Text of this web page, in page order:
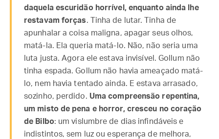
daquela escuridão horrível, enquanto ainda lhe
restavam forças. Tinha de lutar. Tinha de
apunhalar a coisa maligna, apagar seus olhos,
matá-la. Ela queria matá-lo. Não, não seria uma
luta justa. Agora ele estava invisível. Gollum não
tinha espada. Gollum não havia ameaçado matá-
lo, nem havia tentado ainda. E estava arrasado,
sozinho, perdido. Uma compreensão repentina,
um misto de pena e horror, cresceu no coração
de Bilbo: um vislumbre de dias infindáveis e
indistintos, sem luz ou esperança de melhora,